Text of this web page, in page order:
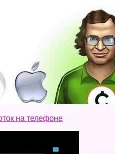
на телефоне